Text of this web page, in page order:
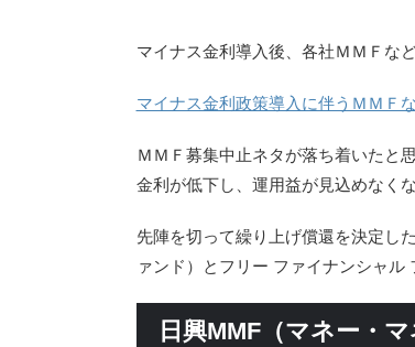
マイナス金利導入後、各社ＭＭＦな
マイナス金利政策導入に伴うＭＭＦ
ＭＭＦ募集中止ネタが落ち着いたと
金利が低下し、運用益が見込めなく
先陣を切って繰り上げ償還を決定し
ァンド）とフリー ファイナンシャル
日興MMF（マネー・